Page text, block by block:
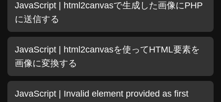
JavaScript | html2canvasで生成した画像にPHP
に送信する
JavaScript | html2canvasを使ってHTML要素を
画像に変換する
JavaScript | Invalid element provided as first